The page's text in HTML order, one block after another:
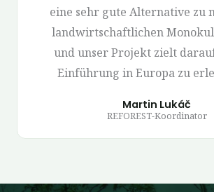
eine sehr gute Alternative zu
landwirtschaftlichen
und unser Projekt zielt
Einführung in Europa zu
Martin Lukáč
REFOREST-Koordinator